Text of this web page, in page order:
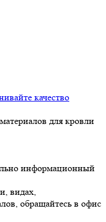
для кровли
информационный
видах,
обращайтесь в офис